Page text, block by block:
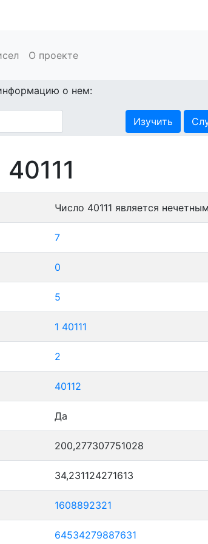
О проекте
о нем:
Изучить
Число 40111 является
7
0
5
1 40111
2
40112
Да
200,277307751028
34,231124271613
1608892321
64534279887631